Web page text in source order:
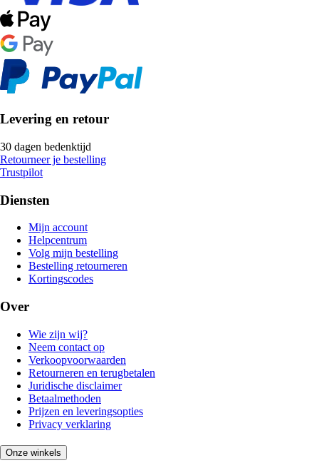
Levering en retour
30 dagen bedenktijd
Retourneer je bestelling
Trustpilot
Diensten
Mijn account
Helpcentrum
Volg mijn bestelling
Bestelling retourneren
Kortingscodes
Over
Wie zijn wij?
Neem contact op
Verkoopvoorwaarden
Retourneren en terugbetalen
Juridische disclaimer
Betaalmethoden
Prijzen en leveringsopties
Privacy verklaring
Onze winkels